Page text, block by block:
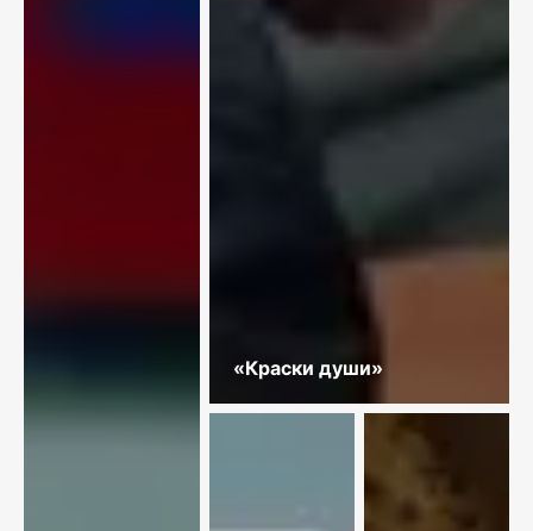
«Краски души»